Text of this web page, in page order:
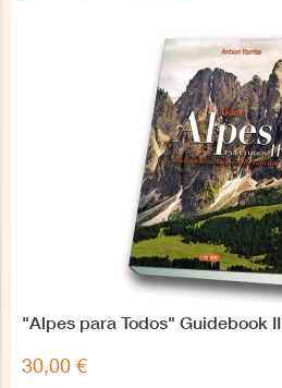
"Alpes para Todos" Guidebook II
30,00 €